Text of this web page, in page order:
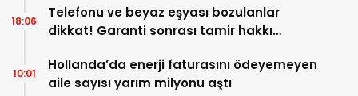
Telefonu ve beyaz eşyası bozulanlar
dikkat! Garanti sonrası tamir hakkı
18:06
Hollanda’da enerji faturasını ödeyemeyen
aile sayısı yarım milyonu aştı
10:01